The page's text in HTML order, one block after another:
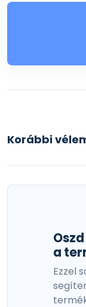
Korábbi
a
Ezzel